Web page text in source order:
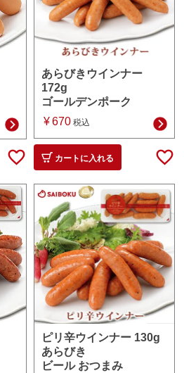
あらびきウインナー
172g
ゴールデンポーク
¥670 税込
カートに入れる
ピリ辛ウインナー 130g
あらびき
ビール おつまみ